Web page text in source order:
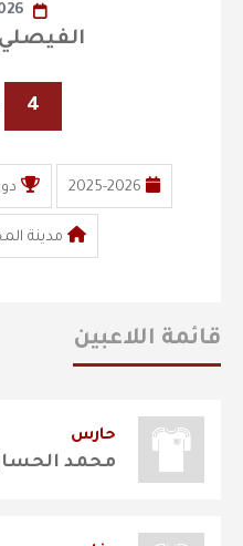
الفيصلي X الباطن
4
2025-2026
مدينة
قائمة اللاعبين
حارس
محمد